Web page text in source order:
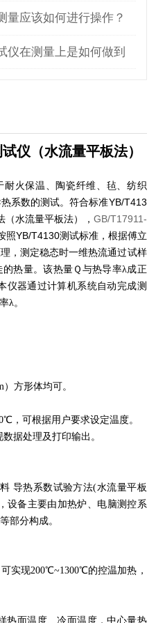
量应该如何进行操作？
仪在测量上是如何做到
仪（水流量平板法）
耐火保温、陶瓷纤维、毡、纺织
系数的测试。符合标准YB/T413
（水流量平板法）， GB/T17911-
照YB/T4130测试标准，根据傅立
，测定稳态时一维热流通过试样
热量。该热量Ｑ与热导率λ成正
仪器通过计算机系统自动完成测
λ。
方形体均可。
，可根据用户要求设定温度。
据处理及打印输出。
导热系数试验方法(水流量平板
设备主要由加热炉、电脑测控系
部分构成。
实现200℃~1300℃的控温加热，
热面温度、冷面温度，中心量热